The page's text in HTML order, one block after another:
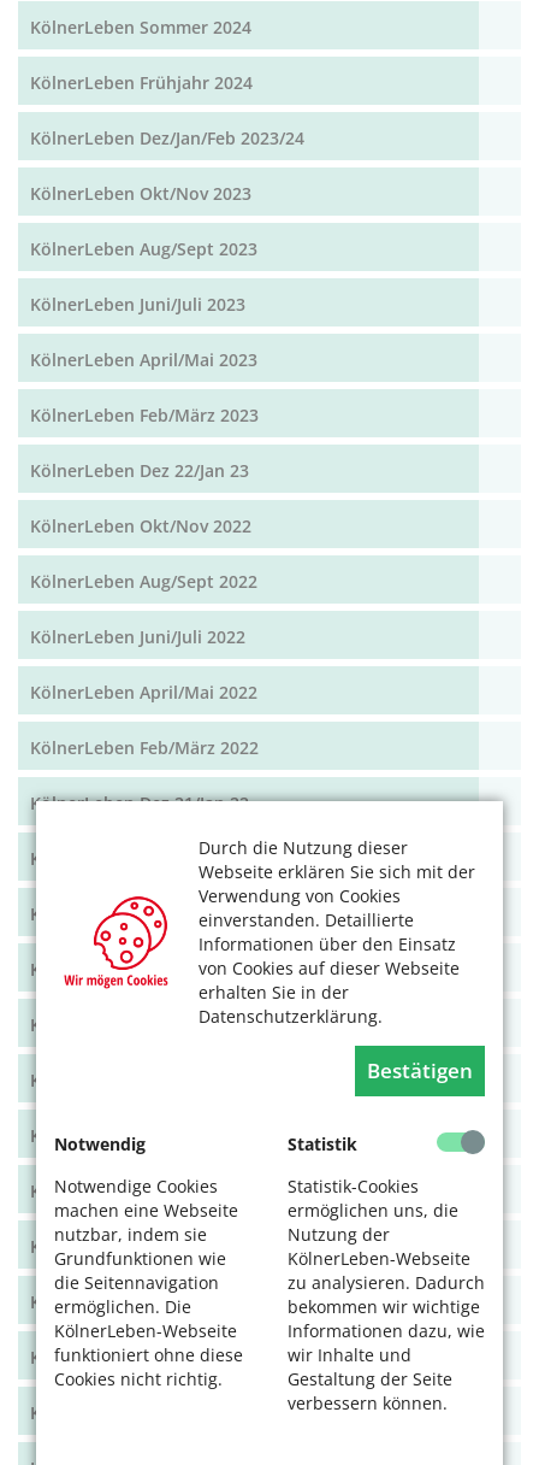
Durch die Nutzung dieser
Webseite erklären Sie sich mit der
Verwendung von Cookies
einverstanden. Detaillierte
Informationen über den Einsatz
von Cookies auf dieser Webseite
erhalten Sie in der
Datenschutzerklärung.
Bestätigen
Notwendig
Notwendige Cookies
machen eine Webseite
nutzbar, indem sie
Grundfunktionen wie
die Seitennavigation
ermöglichen. Die
KölnerLeben-Webseite
funktioniert ohne diese
Cookies nicht richtig.
Statistik
Statistik-Cookies
ermöglichen uns, die
Nutzung der
KölnerLeben-Webseite
zu analysieren. Dadurch
bekommen wir wichtige
Informationen dazu, wie
wir Inhalte und
Gestaltung der Seite
verbessern können.
KölnerLeben Sommer 2024
KölnerLeben Frühjahr 2024
KölnerLeben Dez/Jan/Feb 2023/24
KölnerLeben Okt/Nov 2023
KölnerLeben Aug/Sept 2023
KölnerLeben Juni/Juli 2023
KölnerLeben April/Mai 2023
KölnerLeben Feb/März 2023
KölnerLeben Dez 22/Jan 23
KölnerLeben Okt/Nov 2022
KölnerLeben Aug/Sept 2022
KölnerLeben Juni/Juli 2022
KölnerLeben April/Mai 2022
KölnerLeben Feb/März 2022
KölnerLeben Dez 21/Jan 22
KölnerLeben Okt/Nov 2021
KölnerLeben Aug/Sept 2021
KölnerLeben Juni/Juli 2021
KölnerLeben April/Mai 2021
KölnerLeben Feb/März 2021
KölnerLeben Dez 20/Jan 21
KölnerLeben Okt/Nov 2020
KölnerLeben Aug/Sept 2020
KölnerLeben Juni/Juli 2020
KölnerLeben April/Mai 2020
KölnerLeben Feb/März 2020